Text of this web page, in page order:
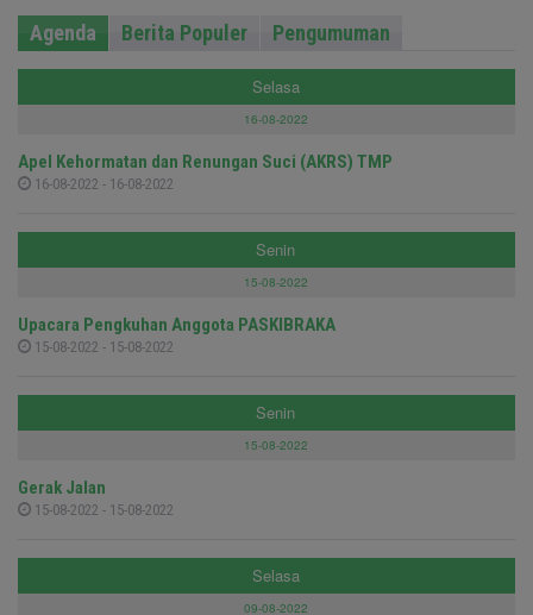
Agenda Berita Populer Pengumuman
Selasa
16-08-2022
Apel Kehormatan dan Renungan Suci (AKRS) TMP
16-08-2022 - 16-08-2022
Senin
15-08-2022
Upacara Pengkuhan Anggota PASKIBRAKA
15-08-2022 - 15-08-2022
Senin
15-08-2022
Gerak Jalan
15-08-2022 - 15-08-2022
Selasa
09-08-2022